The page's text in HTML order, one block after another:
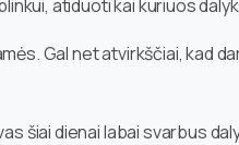
atiduoti kai kuriuos
Gal net atvirkščiai, kad
šiai dienai labai svarbus